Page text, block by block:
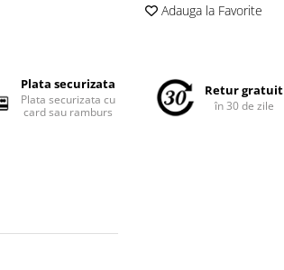
Adauga la Favorite
Plata securizata
Plata securizata cu
card sau ramburs
Retur gratuit
în 30 de zile